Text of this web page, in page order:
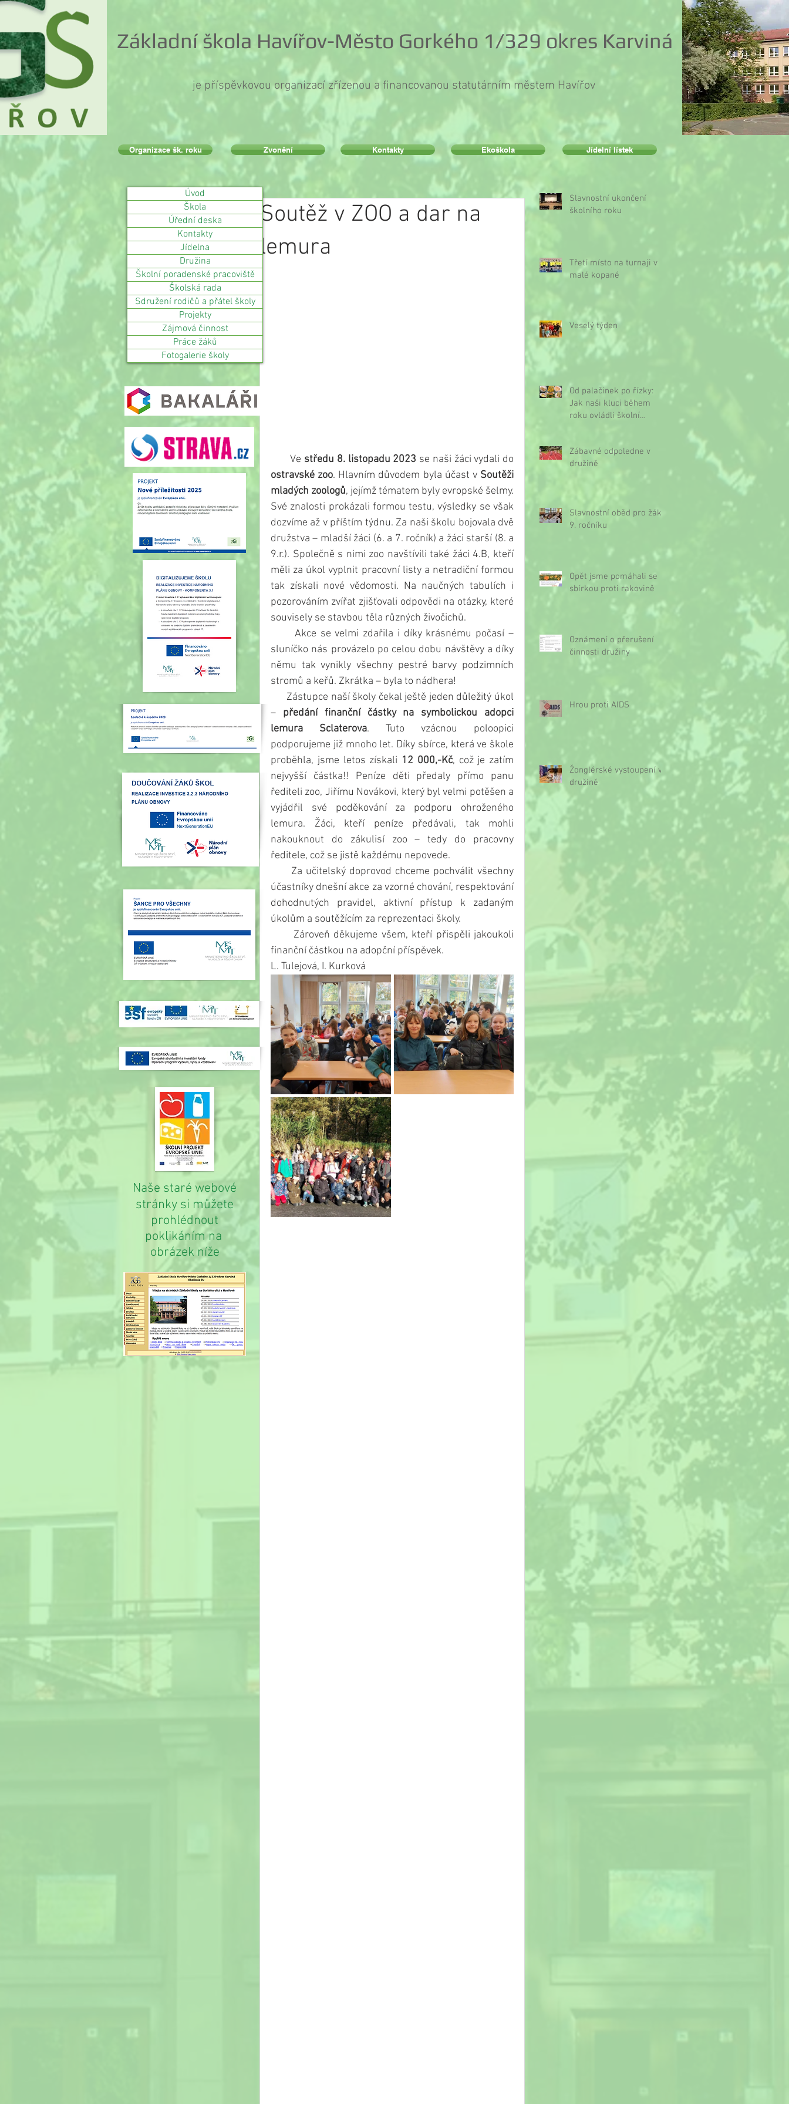
Základní škola Havířov-Město Gorkého 1/329 okres Karviná
je příspěvkovou organizací zřízenou a financovanou statutárním městem Havířov
Soutěž v ZOO a dar na
lemura
       Ve
středu 8. listopadu 2023
ostravské zoo. Hlavním důvodem byla účast v Soutěži
mladých zoologů, jejímž tématem byly evropské šelmy.
Své znalosti prokázali formou testu, výsledky se však
dozvíme až v příštím týdnu. Za naši školu bojovala dvě
družstva – mladší žáci (6. a 7. ročník) a žáci starší (8. a
9.r.). Společně s nimi zoo navštívili také žáci 4.B, kteří
měli za úkol vyplnit pracovní listy a netradiční formou
tak získali nové vědomosti. Na naučných tabulích i
pozorováním zvířat zjišťovali odpovědi na otázky, které
souvisely se stavbou těla různých živočichů.
sluníčko nás provázelo po celou dobu návštěvy a díky
němu tak vynikly všechny pestré barvy podzimních
stromů a keřů. Zkrátka – byla to nádhera!
– předání finanční částky na symbolickou adopci
lemura Sclaterova. Tuto vzácnou poloopici
podporujeme již mnoho let. Díky sbírce, která ve škole
proběhla, jsme letos získali 12 000,-Kč, což je zatím
nejvyšší částka!! Peníze děti předaly přímo panu
řediteli zoo, Jiřímu Novákovi, který byl velmi potěšen a
vyjádřil své poděkování za podporu ohroženého
lemura. Žáci, kteří peníze předávali, tak mohli
nakouknout do zákulisí zoo – tedy do pracovny
ředitele, což se jistě každému nepovede.
účastníky dnešní akce za vzorné chování, respektování
dohodnutých pravidel, aktivní přístup k zadaným
úkolům a soutěžícím za reprezentaci školy.
finanční částkou na adopční příspěvek.
L. Tulejová, I. Kurková
Slavnostní ukončení
školního roku
Třetí místo na turnaji v
malé kopané
Veselý týden
Od palačinek po řízky:
Jak naši kluci během
roku ovládli školní
Zábavné odpoledne v
družině
Slavnostní oběd pro žáky
9. ročníku
Opět jsme pomáhali se
sbírkou proti rakovině
Oznámení o přerušení
činnosti družiny
Hrou proti AIDS
Žonglérské vystoupení v
družině
Organizace šk. roku Zvonění Kontakty Ekoškola Jídelní lístek
Naše staré webové
stránky si můžete
prohlédnout
poklikáním na
obrázek níže
Úvod
Škola
Úřední deska
Kontakty
Jídelna
Družina
Školní poradenské pracoviště
Školská rada
Sdružení rodičů a přátel školy
Projekty
Zájmová činnost
Práce žáků
Fotogalerie školy